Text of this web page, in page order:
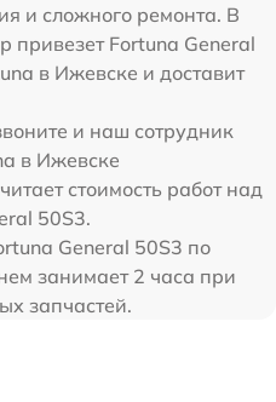
и сложного ремонта. В
привезет Fortuna General
в Ижевске и доставит
и наш сотрудник
в Ижевске
стоимость работ над
50S3.
General 50S3 по
занимает 2 часа при
запчастей.